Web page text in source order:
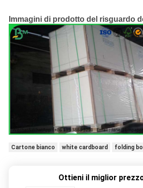
Immagini di prodotto del risguardo
Cartone bianco white cardboard folding
Ottieni il miglior